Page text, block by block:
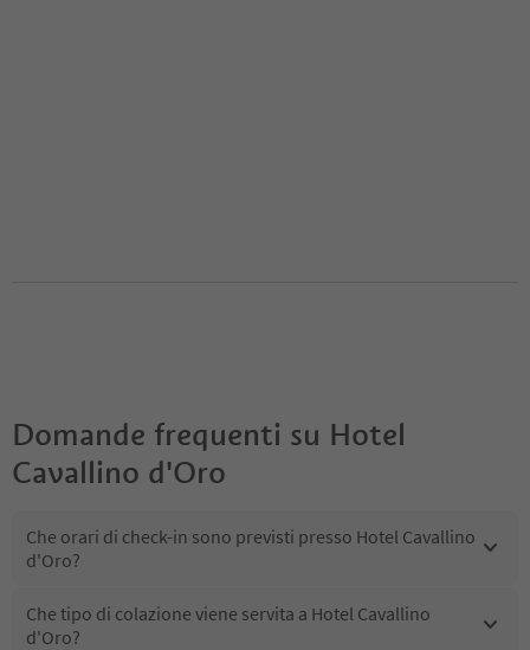
Domande frequenti su Hotel
Cavallino d'Oro
Che orari di check-in sono previsti presso Hotel Cavallino
d'Oro?
Che tipo di colazione viene servita a Hotel Cavallino
d'Oro?